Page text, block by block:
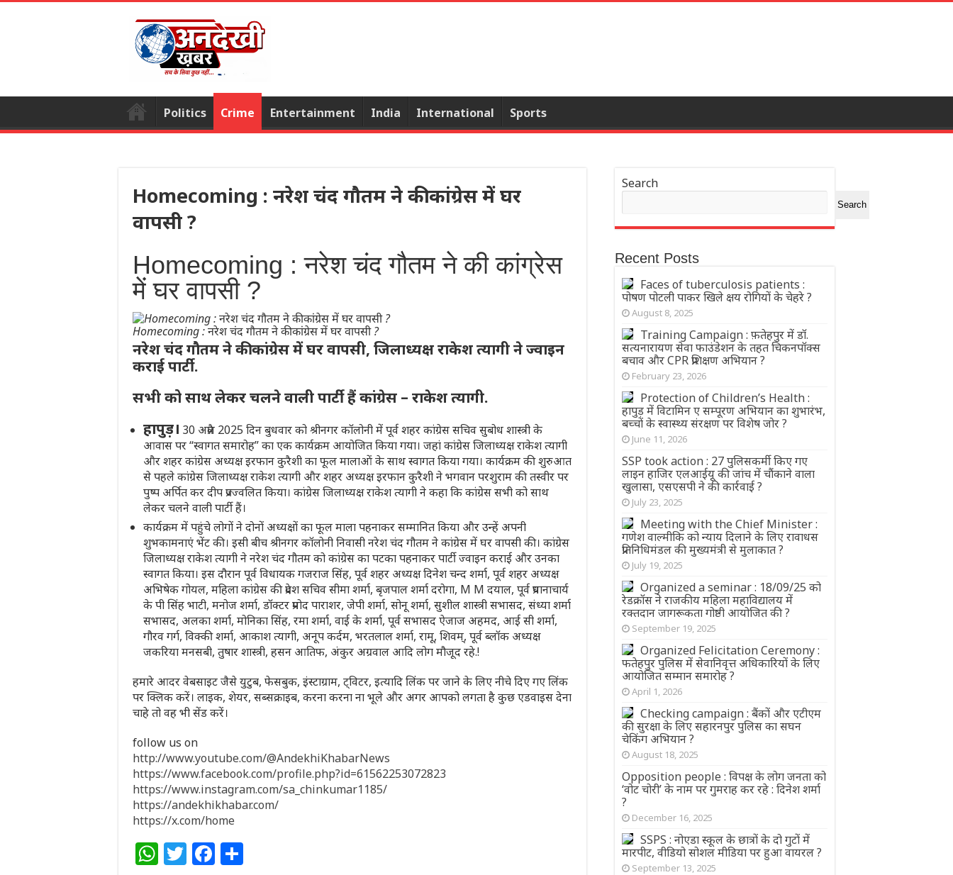
Politics Crime Entertainment India International Sports
Homecoming : नरेश चंद गौतम ने की कांग्रेस में घर
वापसी ?
Homecoming : नरेश चंद गौतम ने की कांग्रेस
में घर वापसी ?
Homecoming : नरेश चंद गौतम ने की कांग्रेस में घर वापसी ?
नरेश चंद गौतम ने की कांग्रेस में घर वापसी, जिलाध्यक्ष राकेश त्यागी ने ज्वाइन
कराई पार्टी.
सभी को साथ लेकर चलने वाली पार्टी हैं कांग्रेस – राकेश त्यागी.
हापुड़। 30 अप्रैल 2025 दिन बुधवार को श्रीनगर कॉलोनी में पूर्व शहर कांग्रेस सचिव सुबोध शास्त्री के
आवास पर “स्वागत समारोह” का एक कार्यक्रम आयोजित किया गया। जहां कांग्रेस जिलाध्यक्ष राकेश त्यागी
और शहर कांग्रेस अध्यक्ष इरफान कुरैशी का फूल मालाओं के साथ स्वागत किया गया। कार्यक्रम की शुरुआत
से पहले कांग्रेस जिलाध्यक्ष राकेश त्यागी और शहर अध्यक्ष इरफान कुरैशी ने भगवान परशुराम की तस्वीर पर
पुष्प अर्पित कर दीप प्रज्ज्वलित किया। कांग्रेस जिलाध्यक्ष राकेश त्यागी ने कहा कि कांग्रेस सभी को साथ
लेकर चलने वाली पार्टी हैं।
कार्यक्रम में पहुंचे लोगों ने दोनों अध्यक्षों का फूल माला पहनाकर सम्मानित किया और उन्हें अपनी
शुभकामनाएं भेंट की। इसी बीच श्रीनगर कॉलोनी निवासी नरेश चंद गौतम ने कांग्रेस में घर वापसी की। कांग्रेस
जिलाध्यक्ष राकेश त्यागी ने नरेश चंद गौतम को कांग्रेस का पटका पहनाकर पार्टी ज्वाइन कराई और उनका
स्वागत किया। इस दौरान पूर्व विधायक गजराज सिंह, पूर्व शहर अध्यक्ष दिनेश चन्द शर्मा, पूर्व शहर अध्यक्ष
अभिषेक गोयल, महिला कांग्रेस की प्रदेश सचिव सीमा शर्मा, बृजपाल शर्मा दरोगा, M M दयाल, पूर्व प्रधानाचार्य
के पी सिंह भाटी, मनोज शर्मा, डॉक्टर प्रमोद पाराशर, जेपी शर्मा, सोनू शर्मा, सुशील शास्त्री सभासद, संध्या शर्मा
सभासद, अलका शर्मा, मोनिका सिंह, रमा शर्मा, वाई के शर्मा, पूर्व सभासद ऐजाज अहमद, आई सी शर्मा,
गौरव गर्ग, विक्की शर्मा, आकाश त्यागी, अनूप कर्दम, भरतलाल शर्मा, रामू, शिवम्, पूर्व ब्लॉक अध्यक्ष
जकरिया मनसबी, तुषार शास्त्री, हसन आतिफ, अंकुर अग्रवाल आदि लोग मौजूद रहे.!
हमारे आदर वेबसाइट जैसे युटुब, फेसबुक, इंस्टाग्राम, ट्विटर, इत्यादि लिंक पर जाने के लिए नीचे दिए गए लिंक
पर क्लिक करें। लाइक, शेयर, सब्सक्राइब, करना करना ना भूले और अगर आपको लगता है कुछ एडवाइस देना
चाहे तो वह भी सेंड करें।
follow us on
http://www.youtube.com/@AndekhiKhabarNews
https://www.facebook.com/profile.php?id=61562253072823
https://www.instagram.com/sa_chinkumar1185/
https://andekhikhabar.com/
https://x.com/home
W T F
Search
Search
Recent Posts
Faces of tuberculosis patients :
पोषण पोटली पाकर खिले क्षय रोगियों के चेहरे ?
August 8, 2025
Training Campaign : फ़तेहपुर में डॉ.
सत्यनारायण सेवा फाउंडेशन के तहत चिकनपॉक्स
बचाव और CPR प्रशिक्षण अभियान ?
February 23, 2026
Protection of Children’s Health :
हापुड़ में विटामिन ए सम्पूरण अभियान का शुभारंभ,
बच्चों के स्वास्थ्य संरक्षण पर विशेष जोर ?
June 11, 2026
SSP took action : 27 पुलिसकर्मी किए गए
लाइन हाजिर एलआईयू की जांच में चाैंकाने वाला
खुलासा, एसएसपी ने की कार्रवाई ?
July 23, 2025
Meeting with the Chief Minister :
गणेश वाल्मीकि को न्याय दिलाने के लिए रावाधस
प्रतिनिधिमंडल की मुख्यमंत्री से मुलाकात ?
July 19, 2025
Organized a seminar : 18/09/25 को
रेडक्रॉस ने राजकीय महिला महाविद्यालय में
रक्तदान जागरूकता गोष्ठी आयोजित की ?
September 19, 2025
Organized Felicitation Ceremony :
फतेहपुर पुलिस में सेवानिवृत्त अधिकारियों के लिए
आयोजित सम्मान समारोह ?
April 1, 2026
Checking campaign : बैंकों और एटीएम
की सुरक्षा के लिए सहारनपुर पुलिस का सघन
चेकिंग अभियान ?
August 18, 2025
Opposition people : विपक्ष के लोग जनता को
‘वोट चोरी’ के नाम पर गुमराह कर रहे : दिनेश शर्मा
?
December 16, 2025
SSPS : नोएडा स्कूल के छात्रों के दो गुटों में
मारपीट, वीडियो सोशल मीडिया पर हुआ वायरल ?
September 13, 2025